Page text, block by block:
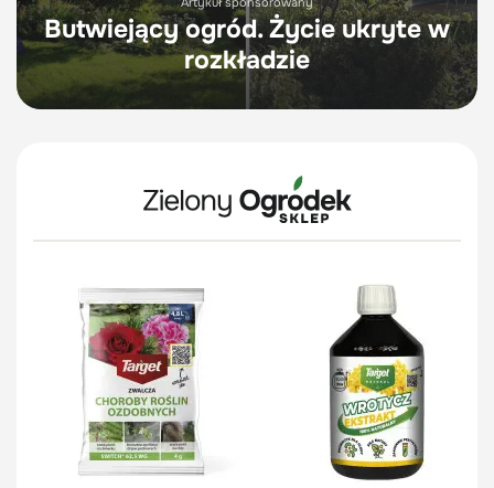
Butwiejący ogród. Życie ukryte w
rozkładzie